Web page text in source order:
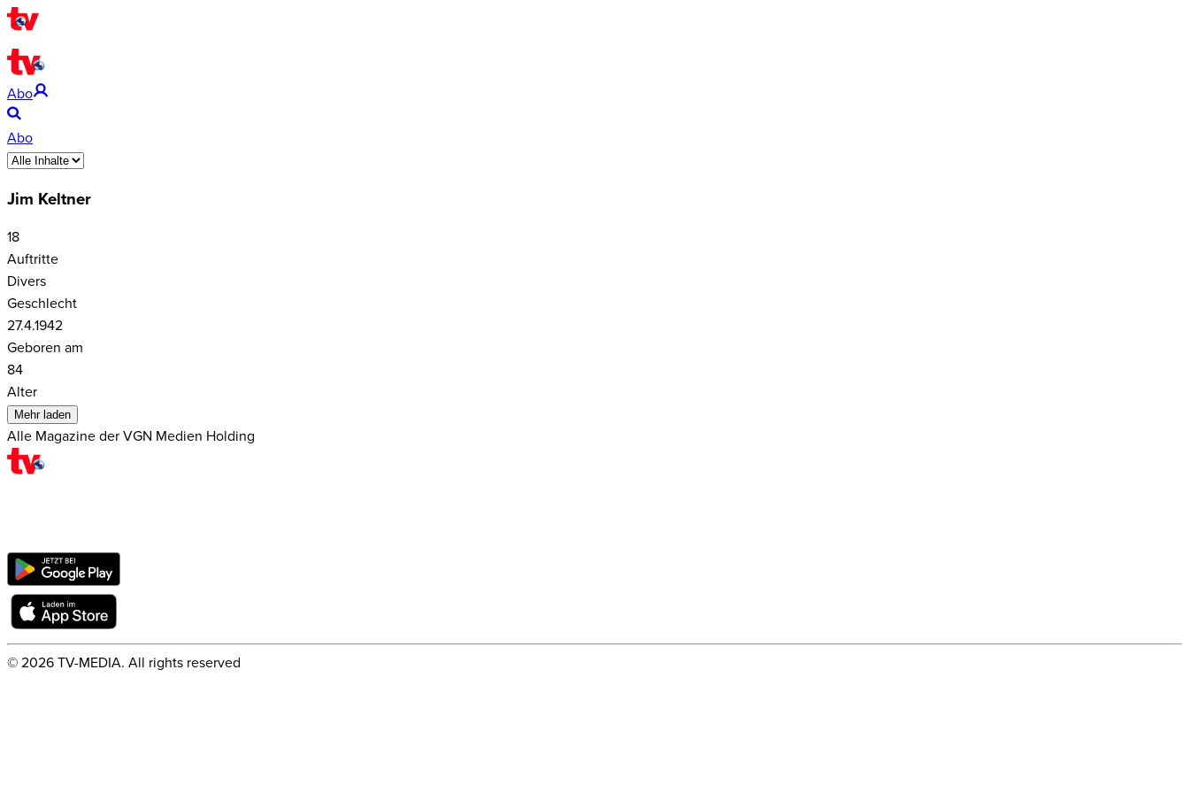
Abo
Abo
Jim Keltner
18
Auftritte
Divers
Geschlecht
27.4.1942
Geboren am
84
Alter
Mehr laden
Alle Magazine der VGN Medien Holding
© 2026 TV-MEDIA. All rights reserved